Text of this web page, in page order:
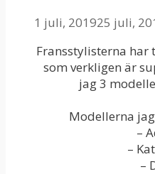
1 juli, 201925 juli,
Fransstylisterna
som verkligen är
jag 3
Modellerna
–
–
–